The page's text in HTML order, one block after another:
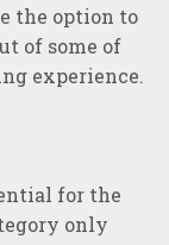
the option to
of some of
experience.
for the
only